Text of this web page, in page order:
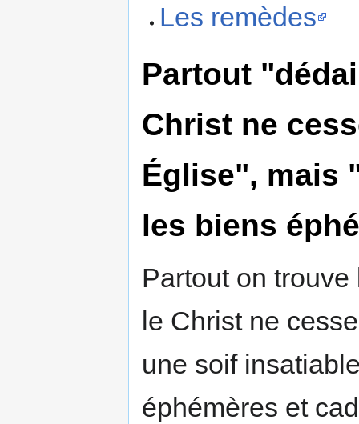
Les remèdes
Partout
Christ ne
Église", mais
les biens
Partout on
le Christ ne
une soif
éphémères et